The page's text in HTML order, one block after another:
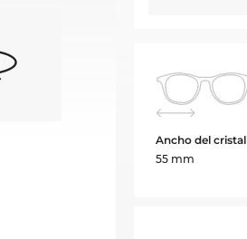
Ancho del cristal
55 mm